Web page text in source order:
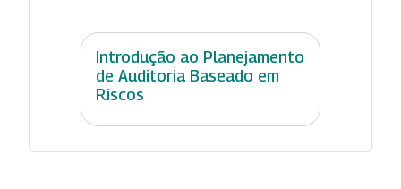
Introdução ao Planejamento
de Auditoria Baseado em
Riscos